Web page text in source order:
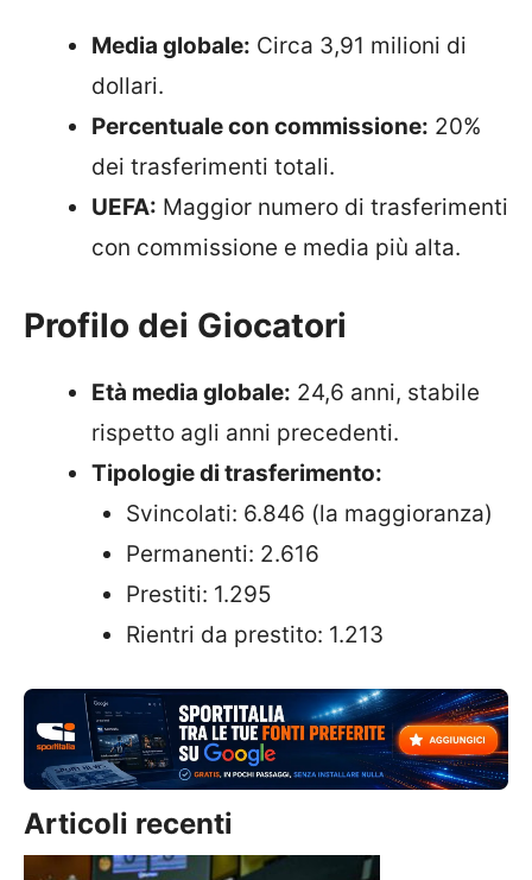
Media globale: Circa 3,91 milioni di
dollari.
Percentuale con commissione: 20%
dei trasferimenti totali.
UEFA: Maggior numero di trasferimenti
con commissione e media più alta.
Profilo dei Giocatori
Età media globale: 24,6 anni, stabile
rispetto agli anni precedenti.
Tipologie di trasferimento:
Svincolati: 6.846 (la maggioranza)
Permanenti: 2.616
Prestiti: 1.295
Rientri da prestito: 1.213
Articoli recenti